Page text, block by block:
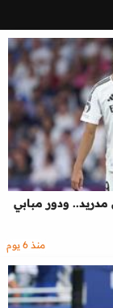
ودور مبابي
منذ 6 يوم